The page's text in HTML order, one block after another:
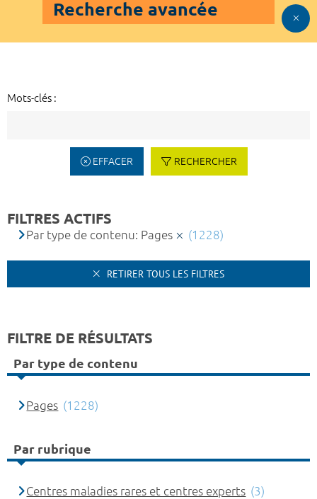
Recherche avancée
Mots-clés :
EFFACER RECHERCHER
FILTRES ACTIFS
Par type de contenu: Pages (1228)
RETIRER TOUS LES FILTRES
FILTRE DE RÉSULTATS
Par type de contenu
Pages (1228)
Par rubrique
Centres maladies rares et centres experts (3)